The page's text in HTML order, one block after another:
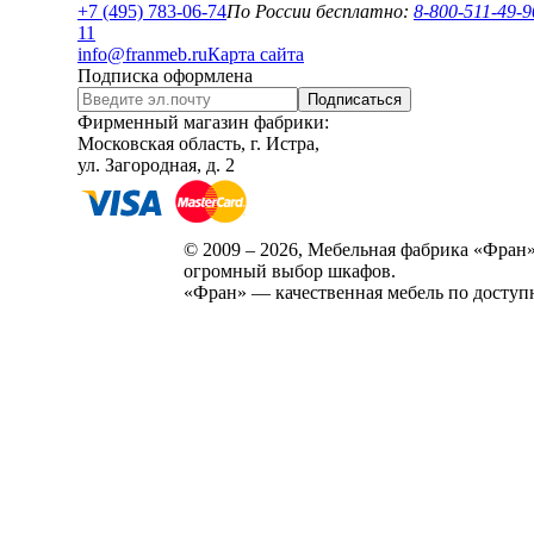
+7 (495) 783-06-74По России бесплатно: 8-800-511-49-
11
info@franmeb.ruКарта сайта
Подписка оформлена
Подписаться
Фирменный магазин фабрики:
Московская область, г. Истра,
ул. Загородная, д. 2
© 2009 – 2026, Мебельная фабрика
огромный выбор шкафов.
«Фран» — качественная мебель по